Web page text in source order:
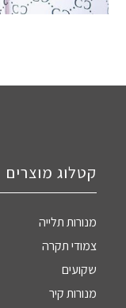
קטלוג מוצרים
מנורות תלייה
צמודי תקרה
שקועים
מנורות קיר